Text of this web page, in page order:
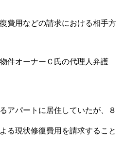
費用などの請求における相手方
件オーナーＣ氏の代理人弁護
アパートに居住していたが、８
る現状修復費用を請求すること